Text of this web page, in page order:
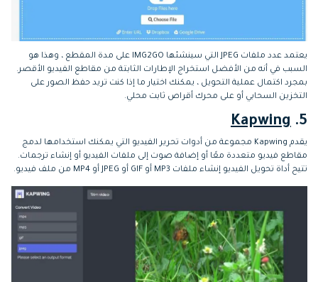
يعتمد عدد ملفات JPEG التي سينشئها IMG2GO على مدة المقطع ، وهذا هو
السبب في أنه من الأفضل استخراج الإطارات الثابتة من مقاطع الفيديو الأقصر.
بمجرد اكتمال عملية التحويل ، يمكنك اختيار ما إذا كنت تريد حفظ الصور على
التخزين السحابي أو على محرك أقراص ثابت محلي.
5.
Kapwing
يقدم Kapwing مجموعة من أدوات تحرير الفيديو التي يمكنك استخدامها لدمج
مقاطع فيديو متعددة معًا أو إضافة صوت إلى ملفات الفيديو أو إنشاء ترجمات.
تتيح أداة تحويل الفيديو إنشاء ملفات MP3 أو GIF أو JPEG أو MP4 من ملف فيديو.